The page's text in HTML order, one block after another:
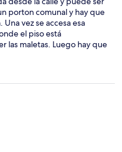
porton comunal y hay que
vez se accesa esa
el piso está
las maletas. Luego hay que
al lobby del hotel.